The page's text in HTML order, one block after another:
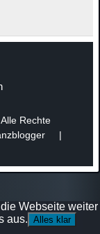
Rechte
|
Webseite weiter
aus. Alles klar